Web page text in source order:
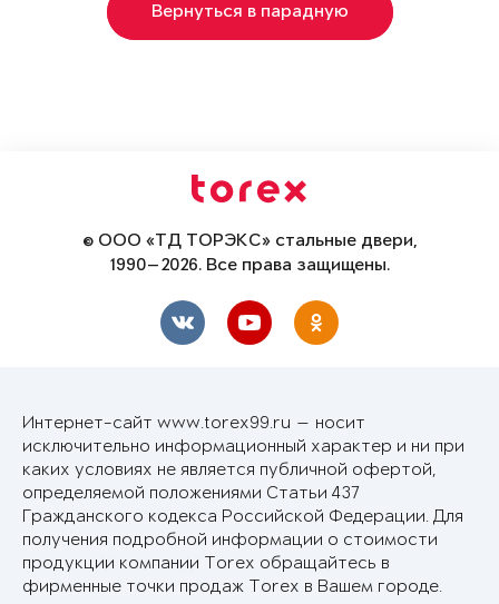
Вернуться в парадную
© ООО «ТД ТОРЭКС» стальные двери,
1990—2026. Все права защищены.
Интернет-сайт www.torex99.ru — носит
исключительно информационный характер и ни при
каких условиях не является публичной офертой,
определяемой положениями Статьи 437
Гражданского кодекса Российской Федерации. Для
получения подробной информации о стоимости
продукции компании Torex обращайтесь в
фирменные точки продаж Torex в Вашем городе.